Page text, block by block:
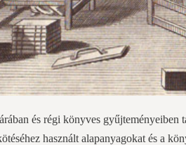
és régi könyves gyűjteményeiben
használt alapanyagokat és a